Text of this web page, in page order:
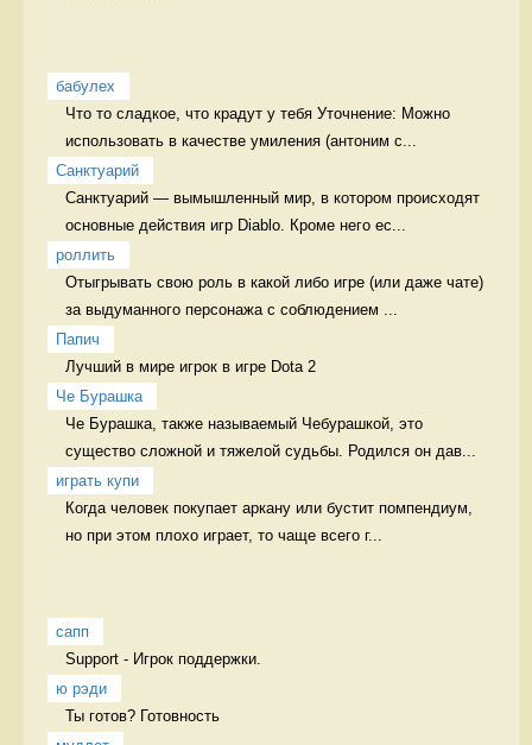
бабулех
Что то сладкое, что крадут у тебя Уточнение: Можно
использовать в качестве умиления (антоним с...
Санктуарий
Санктуарий — вымышленный мир, в котором происходят
основные действия игр Diablo. Кроме него ес...
роллить
Отыгрывать свою роль в какой либо игре (или даже чате)
за выдуманного персонажа с соблюдением ...
Папич
Лучший в мире игрок в игре Dota 2
Че Бурашка
Че Бурашка, также называемый Чебурашкой, это
существо сложной и тяжелой судьбы. Родился он дав...
играть купи
Когда человек покупает аркану или бустит помпендиум,
но при этом плохо играет, то чаще всего г...
сапп
Support - Игрок поддержки.
ю рэди
Ты готов? Готовность